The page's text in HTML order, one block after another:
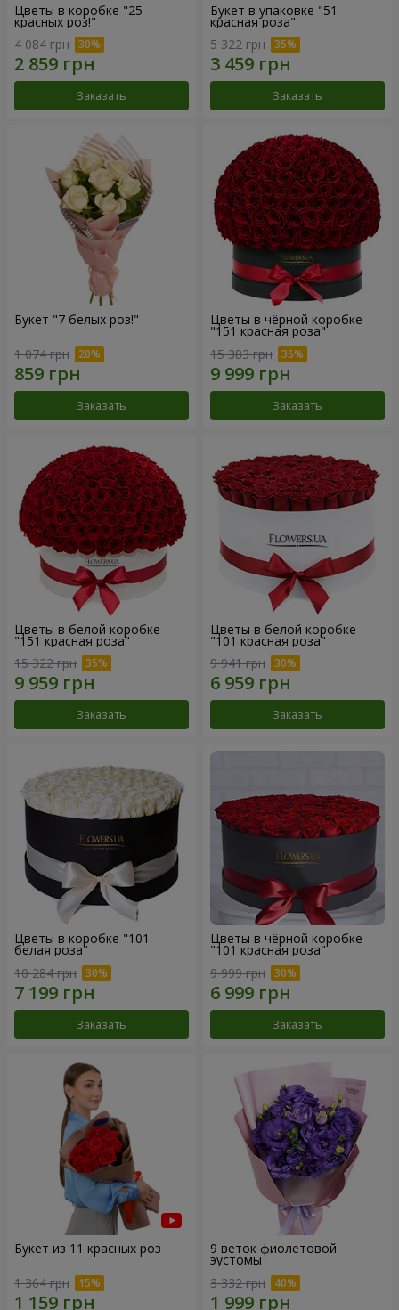
Цветы в коробке "25
красных роз!"
4 084 грн
Заказать
Букет в упаковке "51
красная роза"
5 322 грн
Заказать
Букет "7 белых роз!"
1 074 грн
Заказать
Цветы в чёрной коробке
"151 красная роза"
15 383 грн
Заказать
Цветы в белой коробке
"151 красная роза"
15 322 грн
Заказать
Цветы в белой коробке
"101 красная роза"
9 941 грн
Заказать
Цветы в коробке "101
белая роза"
10 284 грн
Заказать
Цветы в чёрной коробке
"101 красная роза"
9 999 грн
Заказать
Букет из 11 красных роз
1 364 грн
9 веток фиолетовой
эустомы
3 332 грн